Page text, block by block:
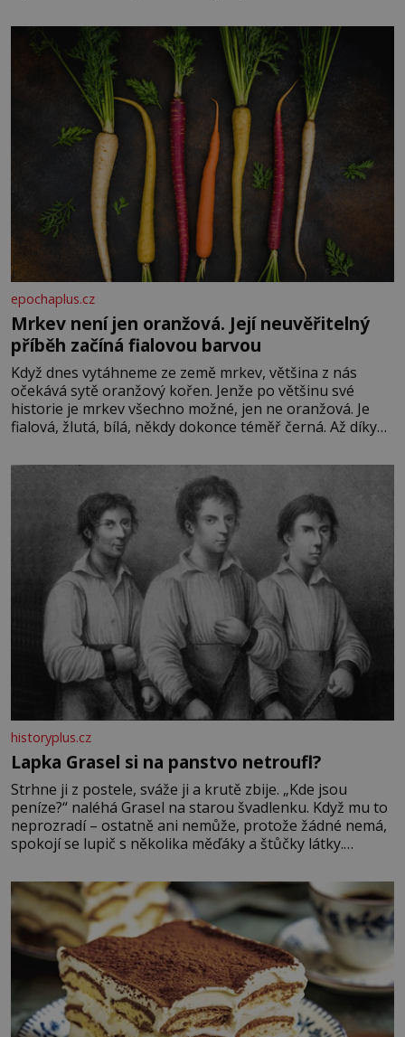
Je to opravdu tak, s věkem jako kdyby se paměť
rozhodla stávkovat. Cvičte
epochaplus.cz
Mrkev není jen oranžová. Její neuvěřitelný
příběh začíná fialovou barvou
Když dnes vytáhneme ze země mrkev, většina z nás
očekává sytě oranžový kořen. Jenže po většinu své
historie je mrkev všechno možné, jen ne oranžová. Je
fialová, žlutá, bílá, někdy dokonce téměř černá. Až díky
bez které si českou zahradu ani nedokážeme představit.
historyplus.cz
Lapka Grasel si na panstvo netroufl?
Strhne ji z postele, sváže ji a krutě zbije. „Kde jsou
peníze?“ naléhá Grasel na starou švadlenku. Když mu to
neprozradí – ostatně ani nemůže, protože žádné nemá,
spokojí se lupič s několika měďáky a štůčky látky.
krutý. Jeho činy budí hrůzu ještě dlouho po jeho smrti